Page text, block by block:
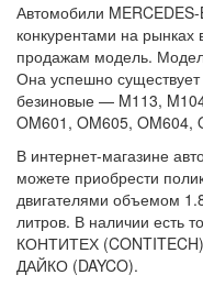
Автомобили
конкурентами на
продажам модель.
Она успешно существует
безиновые — M113,
OM601, OM605, OM604,
В интернет-магазине
можете приобрести
двигателями объемом
литров. В наличии есть
КОНТИТЕХ
ДАЙКО (DAYCO).